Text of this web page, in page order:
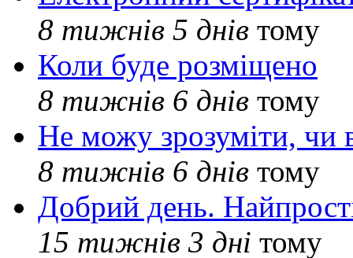
8 тижнів 5 днів тому
Коли буде розміщено
8 тижнів 6 днів тому
Не можу зрозуміти, чи
8 тижнів 6 днів тому
Добрий день.
15 тижнів 3 дні тому